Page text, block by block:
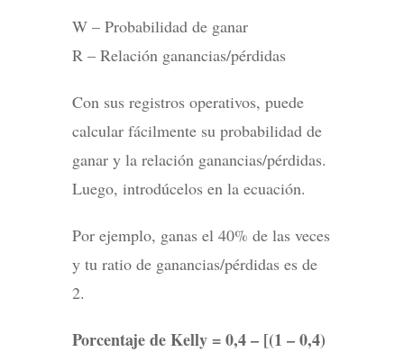
W – Probabilidad de ganar
R – Relación ganancias/pérdidas
Con sus registros operativos, puede
calcular fácilmente su probabilidad de
ganar y la relación ganancias/pérdidas.
Luego, introdúcelos en la ecuación.
Por ejemplo, ganas el 40% de las veces
y tu ratio de ganancias/pérdidas es de
2.
Porcentaje de Kelly = 0,4 – [(1 – 0,4)